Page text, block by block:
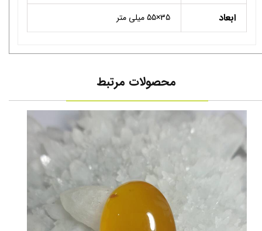
ابعاد 35×55 میلی متر
محصولات مرتبط